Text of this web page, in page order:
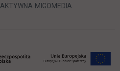
LINK OTWIERA SIĘ W
MIGOMEDIA